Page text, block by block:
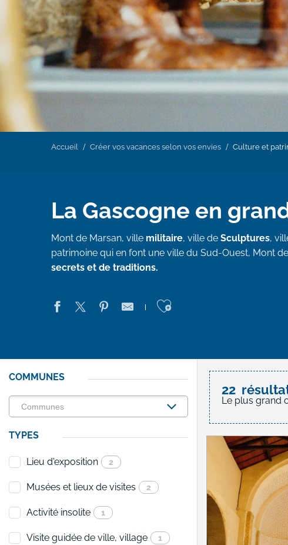
Accueil Créer vos vacances selon vos envies Culture et
La Gascogne en
Mont de Marsan, ville militaire, ville de Sculptures,
patrimoine qui en font une ville du Sud-Ouest, Mont
secrets et de traditions.
Ajouter aux
COMMUNES
TYPES
Lieu d'exposition 2
Musées et lieux de visites 2
Activité insolite 1
Visite guidée de ville, village 1
22
Le plus grand